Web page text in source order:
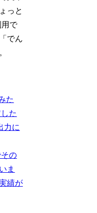
っと
用で
でん
た
た
力に
その
ま
績が